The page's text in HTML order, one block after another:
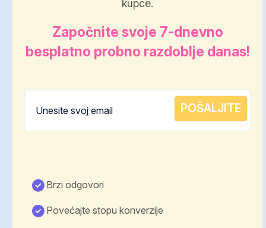
kupce.
Započnite svoje 7-dnevno
besplatno probno razdoblje danas!
Brzi odgovori
Povećajte stopu konverzije